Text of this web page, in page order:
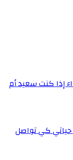
إذا كنت سعيد أم
كي تواصل